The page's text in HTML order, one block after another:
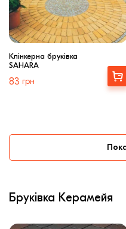
Клінкерна бруківка
SAHARA
83 грн
Бруківка Керамейя